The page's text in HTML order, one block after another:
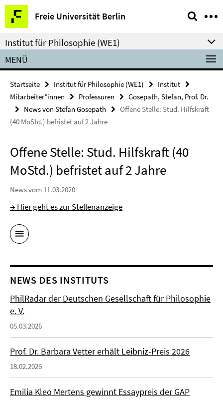
Springe
direkt
zu
Inhalt
Freie Universität Berlin
Service-
Navigation
Institut für Philosophie (WE1)
MENÜ
Startseite Institut für Philosophie (WE1)
Institut
Mitarbeiter*innen
Professuren
Gosepath, Stefan, Prof. Dr.
News von Stefan Gosepath
Offene Stelle: Stud. Hilfskraft
(40 MoStd.) befristet auf 2 Jahre
Offene Stelle: Stud. Hilfskraft (40
MoStd.) befristet auf 2 Jahre
News vom 11.03.2020
→ Hier geht es zur Stellenanzeige
NEWS DES INSTITUTS
PhilRadar der Deutschen Gesellschaft für Philosophie
e. V.
05.03.2026
Prof. Dr. Barbara Vetter erhält Leibniz-Preis 2026
18.02.2026
Emilia Kleo Mertens gewinnt Essaypreis der GAP